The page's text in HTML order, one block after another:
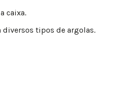
caixa.
tipos de argolas.